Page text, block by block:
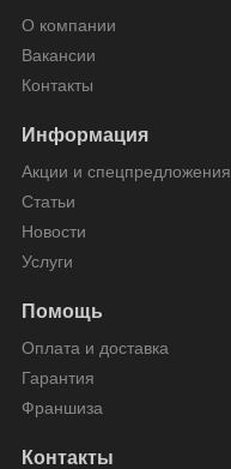
О компании
Вакансии
Контакты
Информация
Акции и спецпредложения
Статьи
Новости
Услуги
Помощь
Оплата и доставка
Гарантия
Франшиза
Контакты